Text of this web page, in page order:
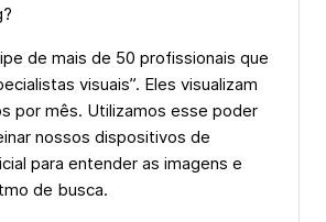
de mais de 50 profissionais que
visuais”. Eles visualizam
por mês. Utilizamos esse poder
nossos dispositivos de
para entender as imagens e
de busca.